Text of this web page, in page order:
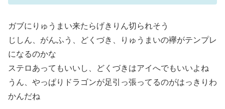
ガブにりゅうまい来たらげきりん切られそう
じしん、がんふう、どくづき、りゅうまいの襷がテンプレ
になるのかな
ステロあってもいいし、どくづきはアイへでもいいよね
うん、やっぱりドラゴンが足引っ張ってるのがはっきりわ
かんだね